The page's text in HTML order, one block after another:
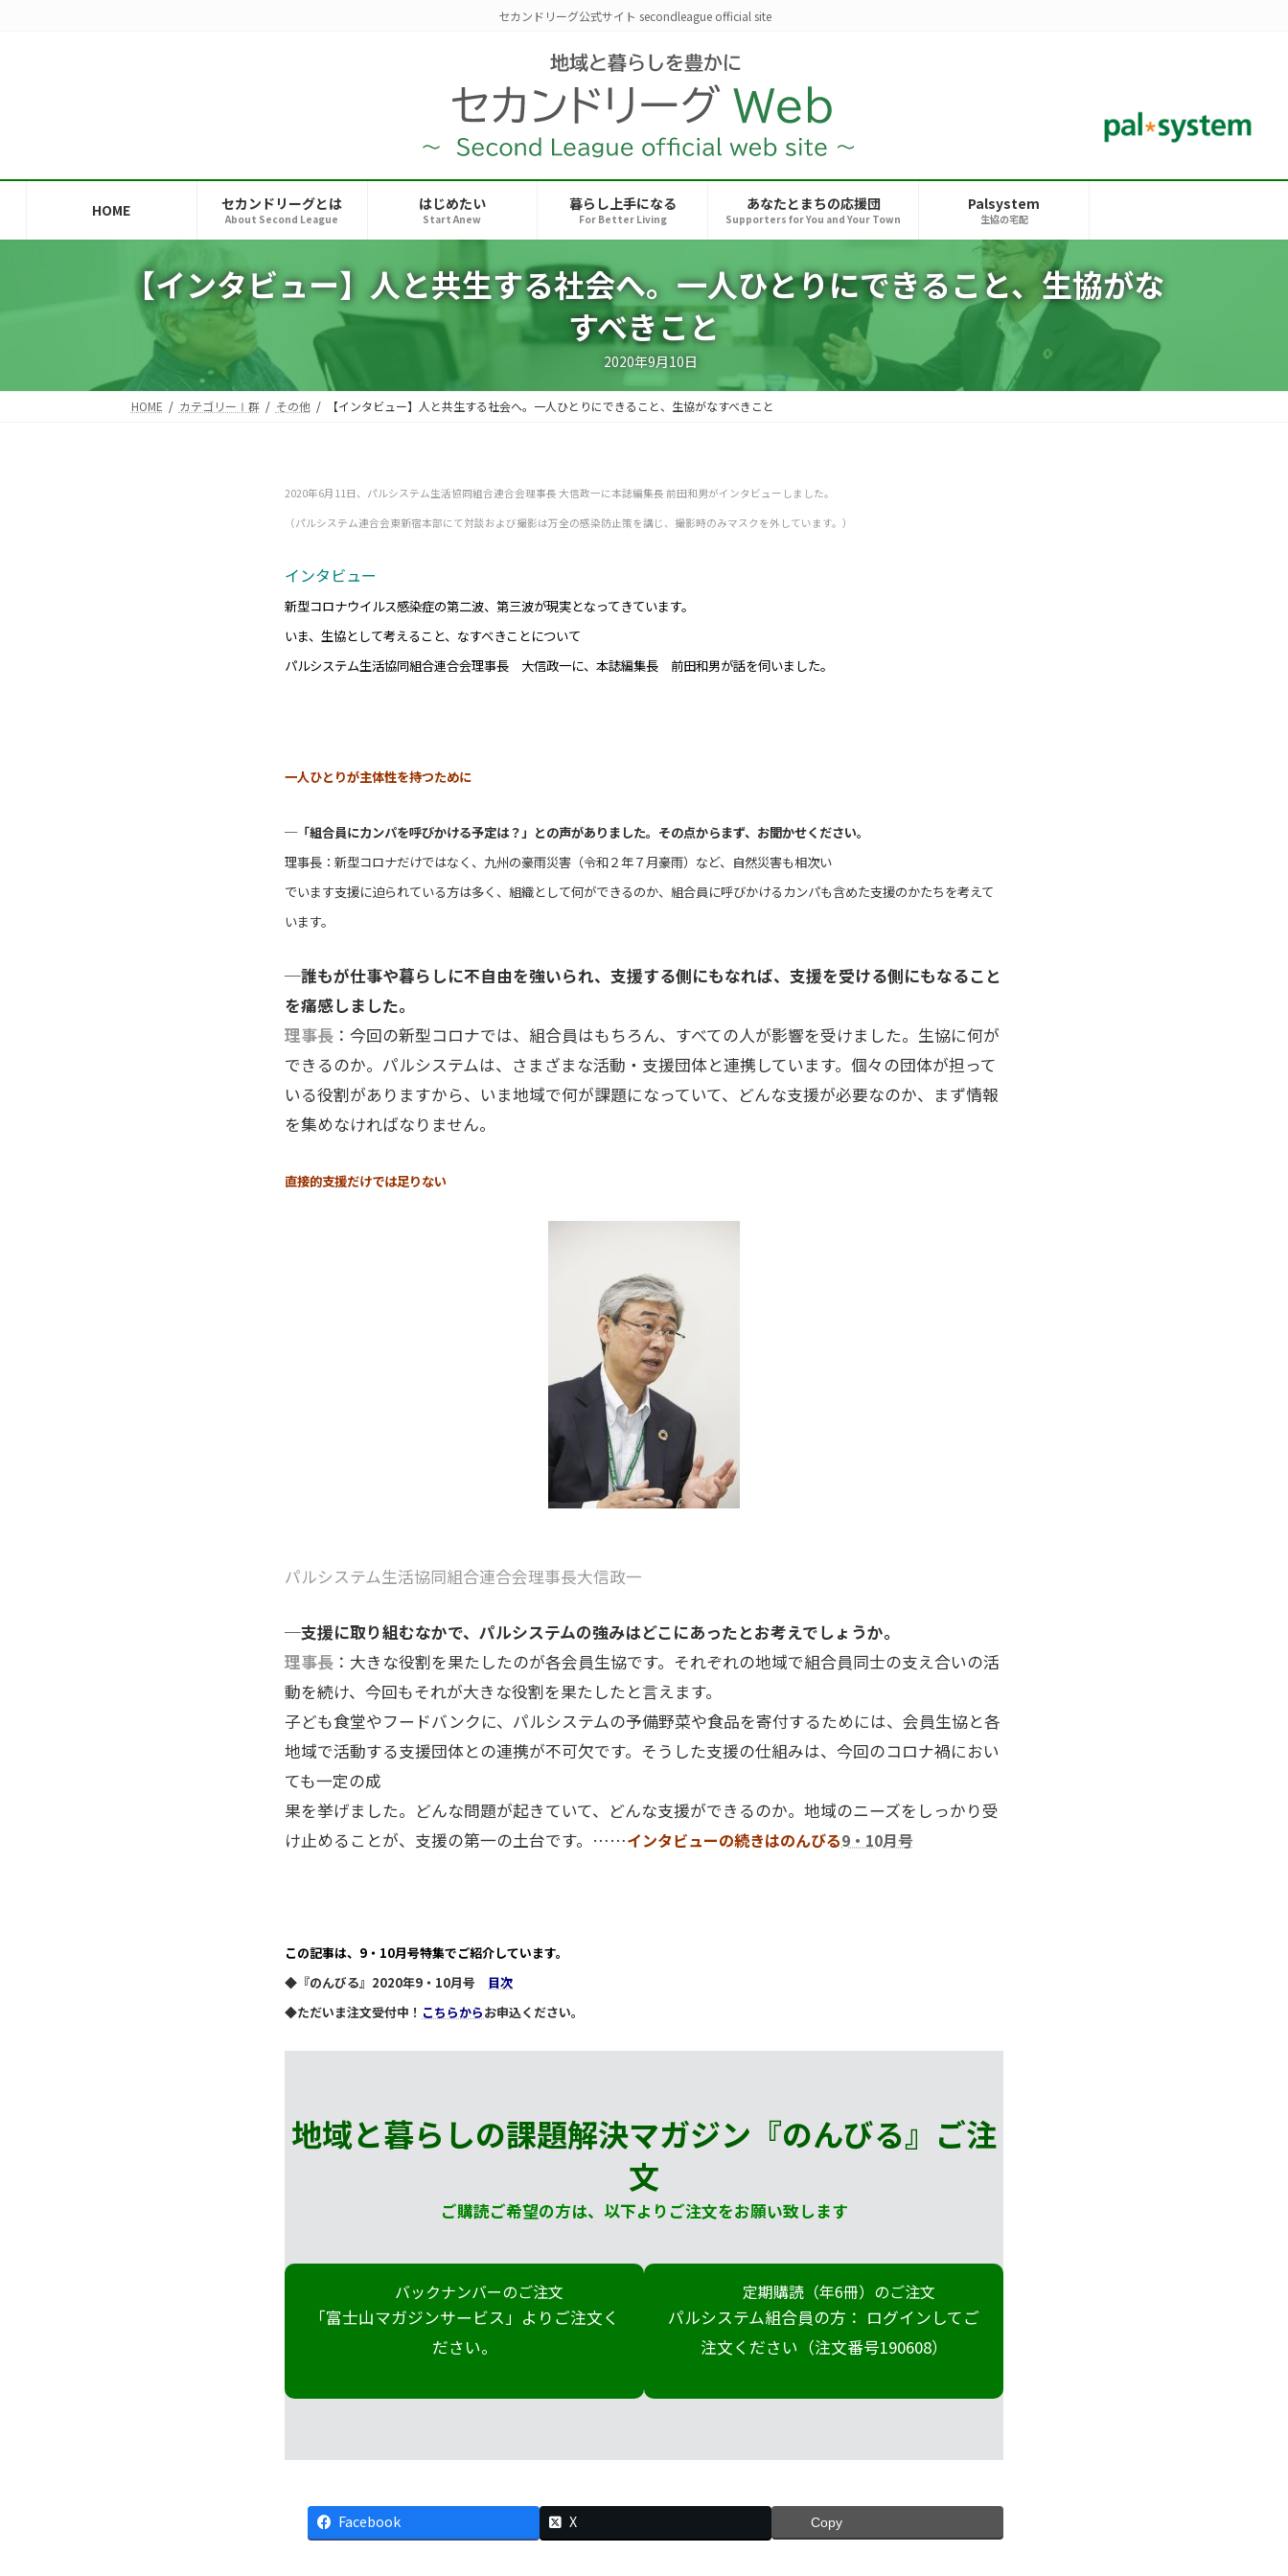
セカンドリーグ公式サイト secondleague official site
HOME セカンドリーグとは
About Second League
はじめたい
Start Anew
暮らし上手になる
For Better Living
あなたとまちの応援団
Supporters for You and Your Town
Palsystem
生協の宅配
【インタビュー】人と共生する社会へ。一人ひとりにできること、生協がな
すべきこと
2020年9月10日
HOME カテゴリーⅠ群 その他 【インタビュー】人と共生する社会へ。一人ひとりにできること、生協がなすべきこと
2020年6月11日、パルシステム生活協同組合連合会理事長 大信政一に本誌編集長 前田和男がインタビューしました。
（パルシステム連合会東新宿本部にて対談および撮影は万全の感染防止策を講じ、撮影時のみマスクを外しています。）
インタビュー
新型コロナウイルス感染症の第二波、第三波が現実となってきています。
いま、生協として考えること、なすべきことについて
パルシステム生活協同組合連合会理事長 大信政一に、本誌編集長 前田和男が話を伺いました。
一人ひとりが主体性を持つために
─「組合員にカンパを呼びかける予定は？」との声がありま した。その点からまず、お聞かせください。
理事長： 新型コロナだけではなく、九州の豪雨災害（令和２年７月豪雨）など、自然災害も相次い
でいます支援に迫られている方は多く、組織として何ができるのか、組合員に呼びかけるカンパも含めた支援のかたちを考えて
います。
─誰もが仕事や暮らしに不自由を強いられ、支援する側にもなれば、支援を受ける側にもなること
を痛感しました。
理事長 ：今回の新型コロナでは、組合員はもちろん、すべての人が影響を受けました。生協に何が
できるのか。パルシステムは、さまざまな活動・支援団体と連携しています。個々の団体が担って
いる役割がありますから、いま地域で何が課題になっていて、どんな支援が必要なのか、まず情報
を集めなければなりません。
直接的支援だけでは足りない
パルシステム生活協同組合連合会理事長大信政一
─支援に取り組むなかで、パルシステムの強みはどこにあったとお考えでしょうか。
理事長 ：大きな役割を果たしたのが各会員生協です。それぞれの地域で組合員同士の支え合いの活
動を続け、今回もそれが大きな役割を果たしたと言えます。
子ども食堂やフードバンクに、パルシステムの予備野菜や食品を寄付するためには、会員生協と各
地域で活動する支援団体との連携が不可欠です。そうした支援の仕組みは、今回のコロナ禍におい
ても一定の成
果を挙げました。どんな問題が起きていて、どんな支援ができるのか。地域のニーズをしっかり受
け止めることが、支援の第一の土台です。……インタビューの続きはのんびる9・10月号
この記事は、9・10月号特集でご紹介しています。
◆『のんびる』2020年9・10月号 目次
◆ただいま注文受付中！ こちらからお申込ください。
地域と暮らしの課題解決マガジン『のんびる』 ご注
文
ご購読ご希望の方は、以下よりご注文をお願い致します
バックナンバーのご注文
「富士山マガジンサービス」よりご注文く
ださい。
定期購読（年6冊）のご注文
パルシステム組合員の方： ログインしてご
注文ください（注文番号190608）
Facebook X Copy